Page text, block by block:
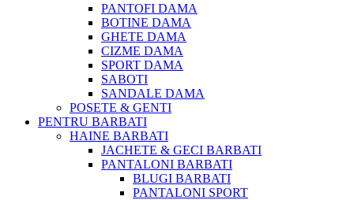
PANTOFI DAMA
BOTINE DAMA
GHETE DAMA
CIZME DAMA
SPORT DAMA
SABOTI
SANDALE DAMA
POSETE & GENTI
PENTRU BARBATI
HAINE BARBATI
JACHETE & GECI BARBATI
PANTALONI BARBATI
BLUGI BARBATI
PANTALONI SPORT